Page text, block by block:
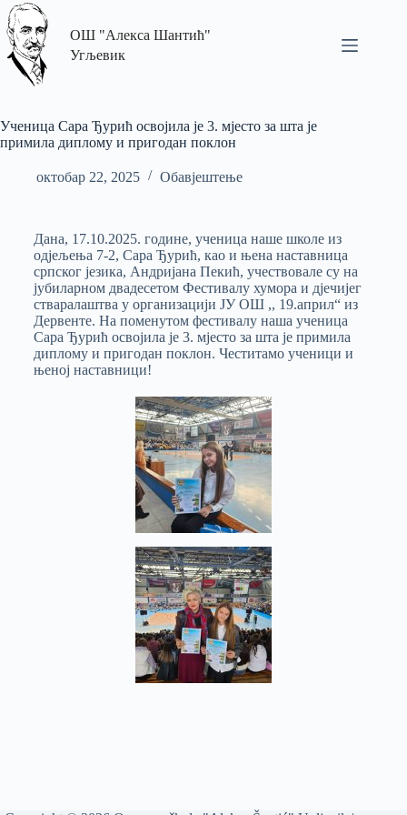
ОШ "Алекса Шантић"
Угљевик
Ученица Сара Ђурић освојила је 3. мјесто за шта је
примила диплому и пригодан поклон
октобар 22, 2025 Обавјештење
Дана, 17.10.2025. године, ученица наше школе из
одјељења 7-2, Сара Ђурић, као и њена наставница
српског језика, Андријана Пекић, учествовале су на
јубиларном двадесетом Фестивалу хумора и дјечијег
стваралаштва у организацији ЈУ ОШ ,, 19.април“ из
Дервенте. На поменутом фестивалу наша ученица
Сара Ђурић освојила је 3. мјесто за шта је примила
диплому и пригодан поклон. Честитамо ученици и
њеној наставници!